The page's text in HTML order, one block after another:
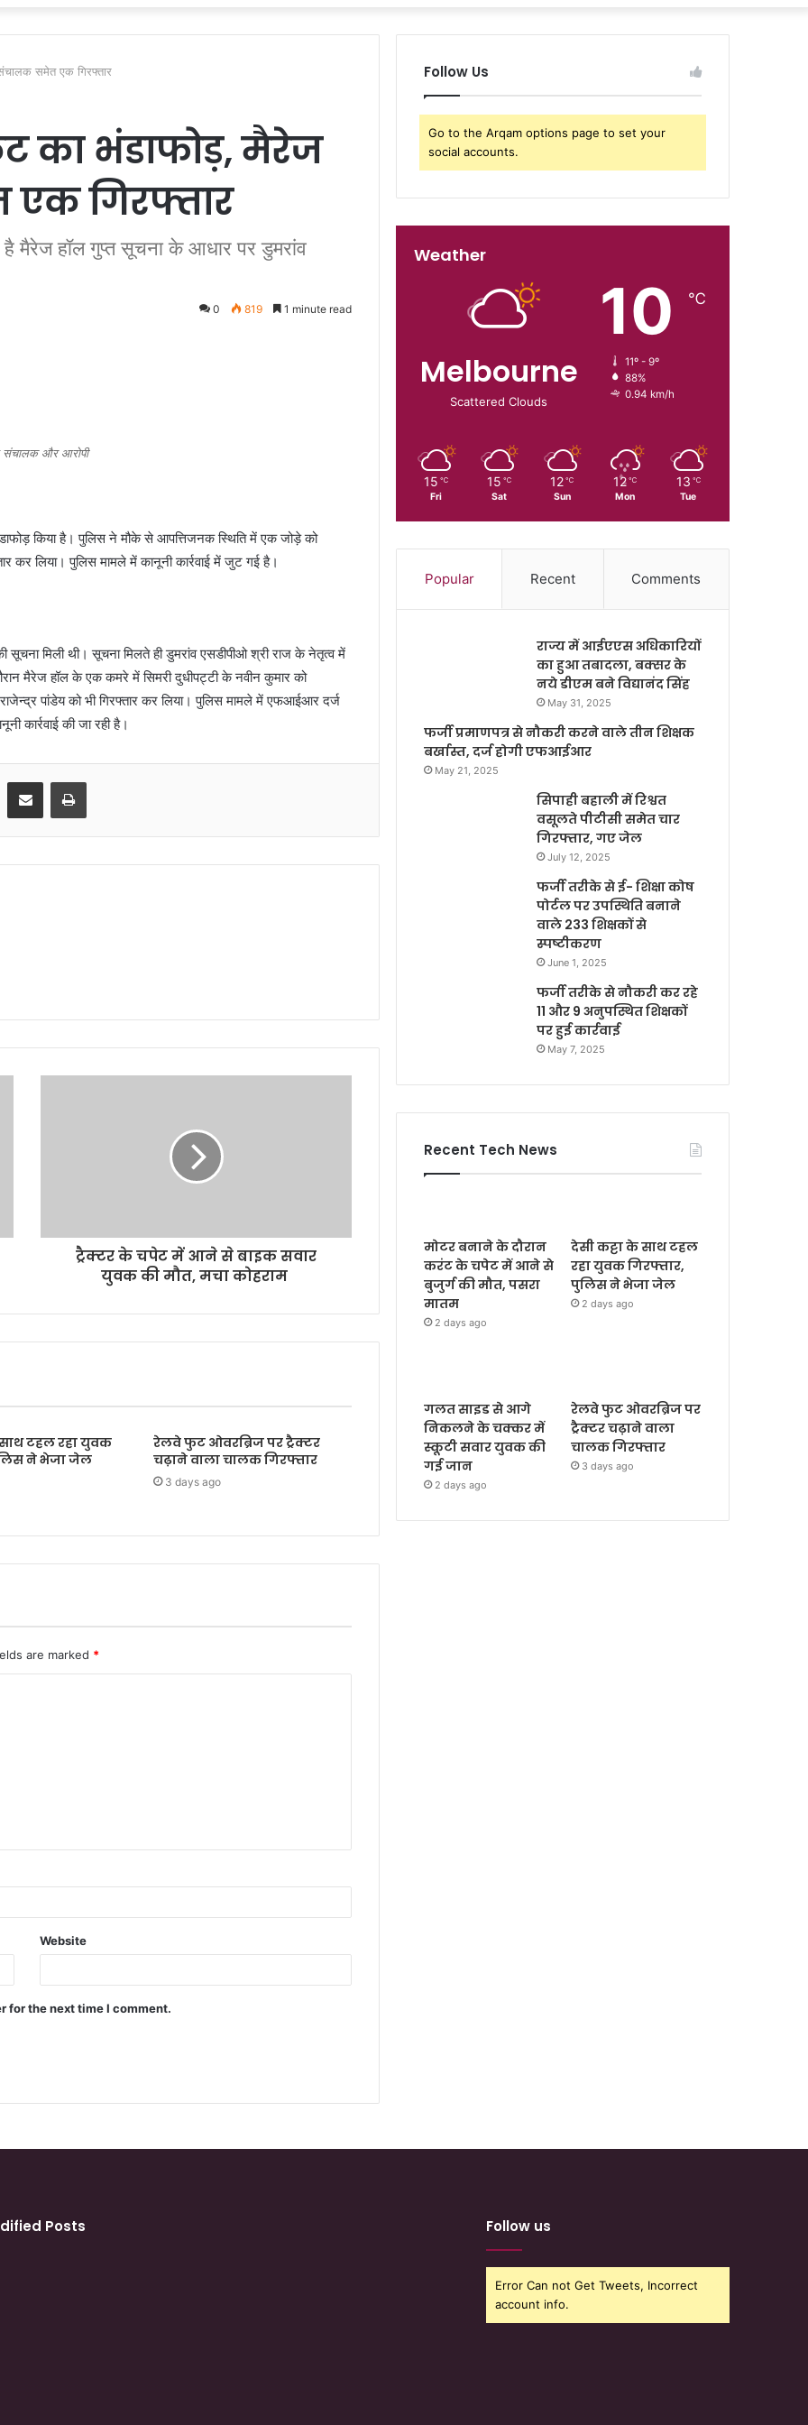
समेत एक गिरफ्तार
का भंडाफोड़, मैरेज
गिरफ्तार
है मैरेज हॉल गुप्त सूचना के आधार पर डुमरांव
0 819 1 minute read
संचालक और आरोपी
किया है। पुलिस ने मौके से आपत्तिजनक स्थिति में एक जोड़े को
कर लिया। पुलिस मामले में कानूनी कार्रवाई में जुट गई है।
सूचना मिली थी। सूचना मिलते ही डुमरांव एसडीपीओ श्री राज के नेतृत्व में
मैरेज हॉल के एक कमरे में सिमरी दुधीपट्टी के नवीन कुमार को
पांडेय को भी गिरफ्तार कर लिया। पुलिस मामले में एफआईआर दर्ज
कार्रवाई की जा रही है।
ट्रैक्टर के चपेट में आने से बाइक सवार
युवक की मौत, मचा कोहराम
टहल रहा युवक
ने भेजा जेल
रेलवे फुट ओवरब्रिज पर ट्रैक्टर
चढ़ाने वाला चालक गिरफ्तार
3 days ago
are marked *
Website
for the next time I comment.
Follow Us
Go to the Arqam options page to set your
social accounts.
Weather
Melbourne
Scattered Clouds
10 ℃
11º - 9º
88%
0.94 km/h
15 ℃
Fri
15 ℃
Sat
12 ℃
Sun
12 ℃
Mon
13 ℃
Tue
Popular Recent Comments
राज्य में आईएएस अधिकारियों
का हुआ तबादला, बक्सर के
नये डीएम बने विद्यानंद सिंह
May 31, 2025
फर्जी प्रमाणपत्र से नौकरी करने वाले तीन शिक्षक
बर्खास्त, दर्ज होगी एफआईआर
May 21, 2025
सिपाही बहाली में रिश्वत
वसूलते पीटीसी समेत चार
गिरफ्तार, गए जेल
July 12, 2025
फर्जी तरीके से ई- शिक्षा कोष
पोर्टल पर उपस्थिति बनाने
वाले 233 शिक्षकों से
स्पष्टीकरण
June 1, 2025
फर्जी तरीके से नौकरी कर रहे
11 और 9 अनुपस्थित शिक्षकों
पर हुई कार्रवाई
May 7, 2025
Recent Tech News
मोटर बनाने के दौरान
करंट के चपेट में आने से
बुजुर्ग की मौत, पसरा
मातम
2 days ago
देसी कट्टा के साथ टहल
रहा युवक गिरफ्तार,
पुलिस ने भेजा जेल
2 days ago
गलत साइड से आगे
निकलने के चक्कर में
स्कूटी सवार युवक की
गई जान
2 days ago
रेलवे फुट ओवरब्रिज पर
ट्रैक्टर चढ़ाने वाला
चालक गिरफ्तार
3 days ago
Posts Follow us
Error Can not Get Tweets, Incorrect
account info.